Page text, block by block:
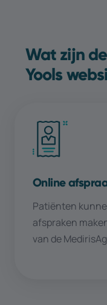
Wat zijn
Yools
Online
Patiënten
afspraken
van de